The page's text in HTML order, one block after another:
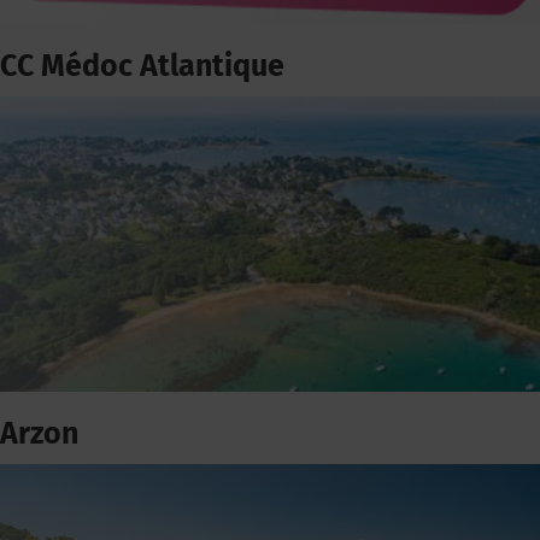
CC Médoc Atlantique
Arzon